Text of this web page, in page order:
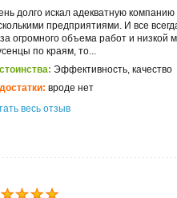
долго искал адекватную
предприятиями. И все
огромного объема работ и низкой
по краям, то...
Эффективность, качество
вроде нет
весь отзыв